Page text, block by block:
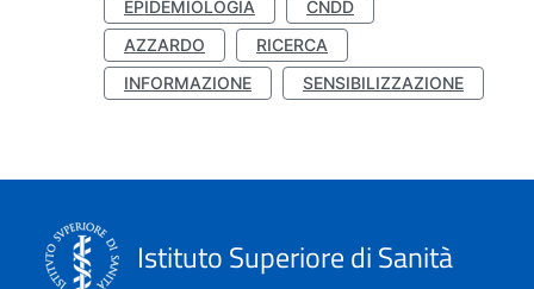
EPIDEMIOLOGIA
CNDD
AZZARDO
RICERCA
INFORMAZIONE
SENSIBILIZZAZIONE
Istituto Superiore di Sanità